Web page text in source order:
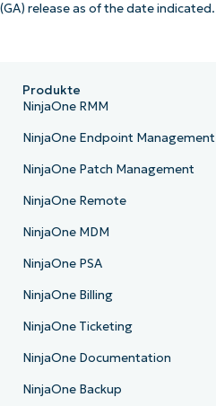
(GA) release as of the date indicated.
Produkte
NinjaOne RMM
NinjaOne Endpoint Management
NinjaOne Patch Management
NinjaOne Remote
NinjaOne MDM
NinjaOne PSA
NinjaOne Billing
NinjaOne Ticketing
NinjaOne Documentation
NinjaOne Backup